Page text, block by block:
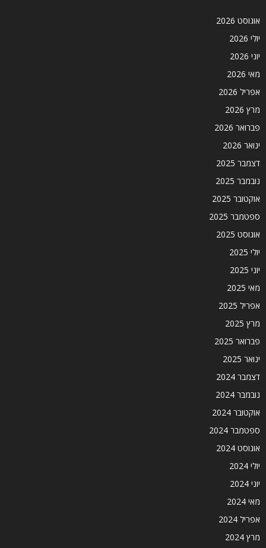
אוגוסט 2026
יולי 2026
יוני 2026
מאי 2026
אפריל 2026
מרץ 2026
פברואר 2026
ינואר 2026
דצמבר 2025
נובמבר 2025
אוקטובר 2025
ספטמבר 2025
אוגוסט 2025
יולי 2025
יוני 2025
מאי 2025
אפריל 2025
מרץ 2025
פברואר 2025
ינואר 2025
דצמבר 2024
נובמבר 2024
אוקטובר 2024
ספטמבר 2024
אוגוסט 2024
יולי 2024
יוני 2024
מאי 2024
אפריל 2024
מרץ 2024